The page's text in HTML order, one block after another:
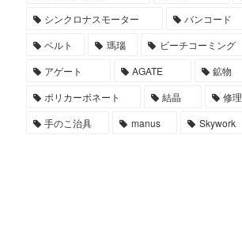
シンクロナスモーター
バンコード
ベルト
瑪瑙 ビーチコーミング
アゲート
AGATE 鉱物
ポリカーボネート
結晶 修理
手のこ治具
manus Skywork